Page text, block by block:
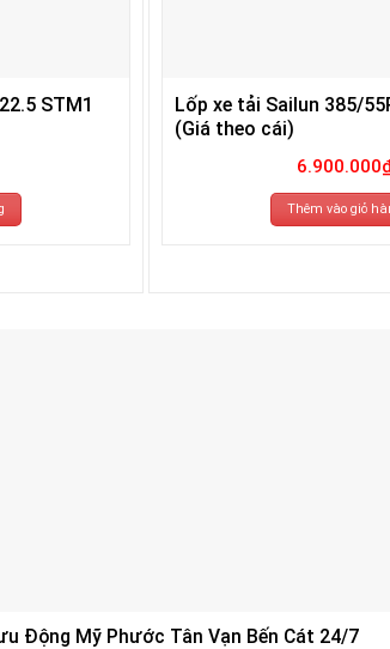
STM1
Lốp xe tải Sailun 385/
(Giá theo cái)
6.900.000
Thêm vào giỏ
Động Mỹ Phước Tân Vạn Bến Cát 24/7